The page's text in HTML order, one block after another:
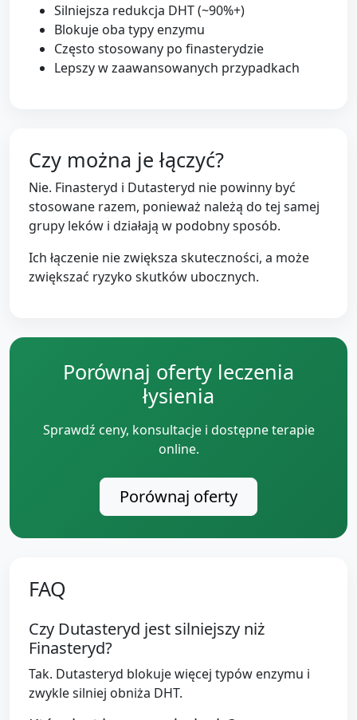
Silniejsza redukcja DHT (~90%+)
Blokuje oba typy enzymu
Często stosowany po finasterydzie
Lepszy w zaawansowanych przypadkach
Czy można je łączyć?
Nie. Finasteryd i Dutasteryd nie powinny być
stosowane razem, ponieważ należą do tej samej
grupy leków i działają w podobny sposób.
Ich łączenie nie zwiększa skuteczności, a może
zwiększać ryzyko skutków ubocznych.
Porównaj oferty leczenia
łysienia
Sprawdź ceny, konsultacje i dostępne terapie
online.
Porównaj oferty
FAQ
Czy Dutasteryd jest silniejszy niż
Finasteryd?
Tak. Dutasteryd blokuje więcej typów enzymu i
zwykle silniej obniża DHT.